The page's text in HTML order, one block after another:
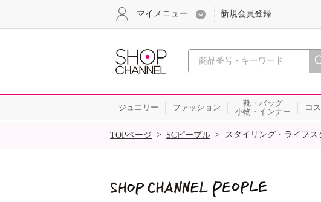
心おどる、瞬間を。通
マイメニュー 新規会員登録
ジュエリー ファッション
靴・バッグ
小物・インナー
コ
SALE
TOPページ > SCピープル > スタイリング・ライフス